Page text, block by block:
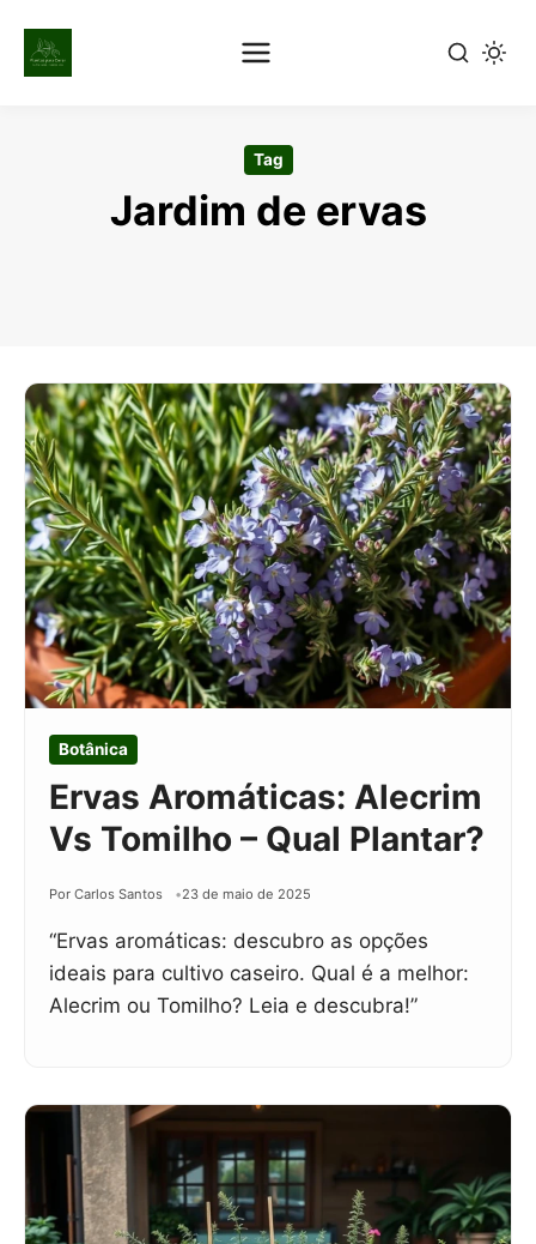
Tag
Jardim de ervas
Botânica
Ervas Aromáticas: Alecrim
Vs Tomilho – Qual Plantar?
Por Carlos Santos 23 de maio de 2025
“Ervas aromáticas: descubro as opções
ideais para cultivo caseiro. Qual é a melhor:
Alecrim ou Tomilho? Leia e descubra!”